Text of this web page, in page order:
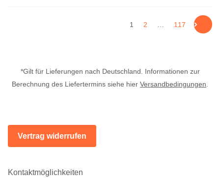
1 2 117
*Gilt für Lieferungen nach Deutschland. Informationen zur
Berechnung des Liefertermins siehe hier Versandbedingungen
Vertrag widerrufen
Kontaktmöglichkeiten